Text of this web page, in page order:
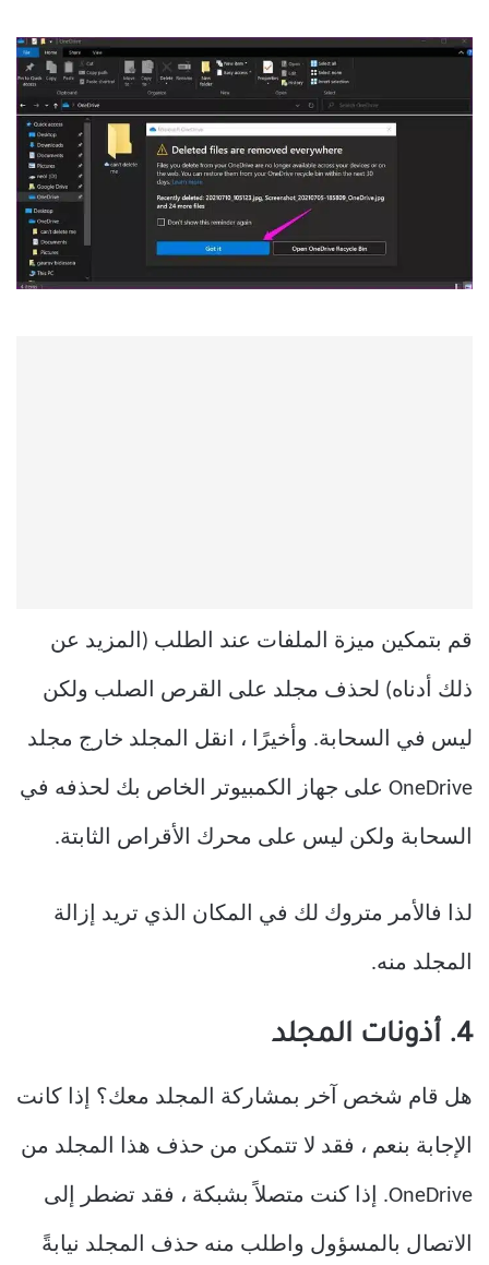
قم بتمكين ميزة الملفات عند الطلب (المزيد عن
ذلك أدناه) لحذف مجلد على القرص الصلب ولكن
ليس في السحابة. وأخيرًا ، انقل المجلد خارج مجلد
OneDrive على جهاز الكمبيوتر الخاص بك لحذفه في
السحابة ولكن ليس على محرك الأقراص الثابتة.
لذا فالأمر متروك لك في المكان الذي تريد إزالة
المجلد منه.
4. أذونات المجلد
هل قام شخص آخر بمشاركة المجلد معك؟ إذا كانت
الإجابة بنعم ، فقد لا تتمكن من حذف هذا المجلد من
OneDrive. إذا كنت متصلاً بشبكة ، فقد تضطر إلى
الاتصال بالمسؤول واطلب منه حذف المجلد نيابةً